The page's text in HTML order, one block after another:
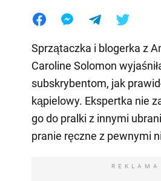
Sprzątaczka i blogerka z
Caroline Solomon
subskrybentom, jak
kąpielowy. Ekspertka nie
go do pralki z innymi
pranie ręczne z pewnymi
REKLAMA